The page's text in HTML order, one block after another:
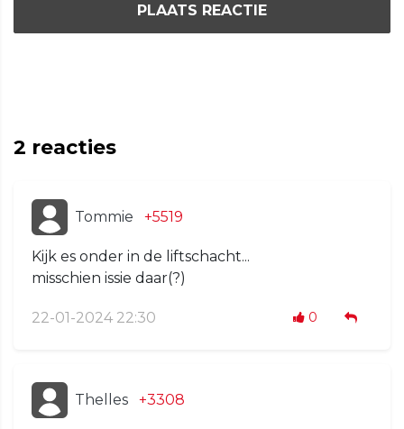
PLAATS REACTIE
2 reacties
Tommie +5519
Kijk es onder in de liftschacht...
misschien issie daar(?)
22-01-2024 22:30 0
Thelles +3308